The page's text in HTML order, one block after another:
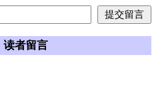
读者留言